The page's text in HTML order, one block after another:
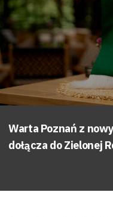
Warta Poznań z
dołącza do Zielonej